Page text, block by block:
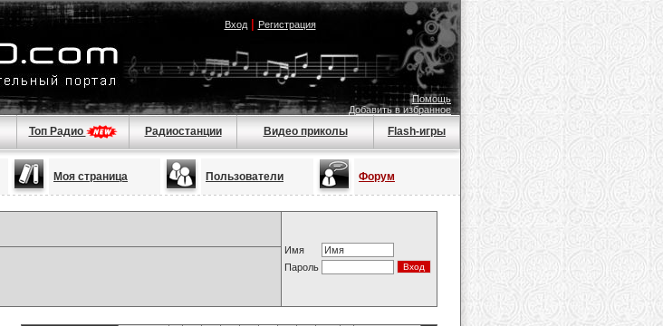
Вход| Регистрация
Помощь
Добавить в избранное
Топ Радио Радиостанции Видео приколы Flash-игры
Моя страница Пользователи Форум
Имя
Пароль